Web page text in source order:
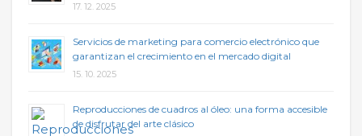
17. 12. 2025
Servicios de marketing para comercio electrónico que
garantizan el crecimiento en el mercado digital
15. 10. 2025
Reproducciones de cuadros al óleo: una forma accesible
de disfrutar del arte clásico